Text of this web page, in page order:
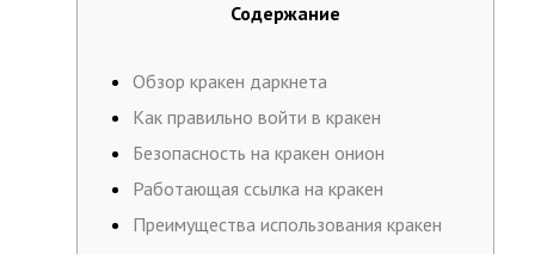
Содержание
Обзор кракен даркнета
Как правильно войти в кракен
Безопасность на кракен онион
Работающая ссылка на кракен
Преимущества использования кракен